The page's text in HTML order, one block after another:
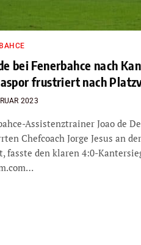
bei Fenerbahce nach
frustriert nach
2023
Assistenztrainer Joao de
Chefcoach Jorge Jesus an
fasste den klaren 4:0-